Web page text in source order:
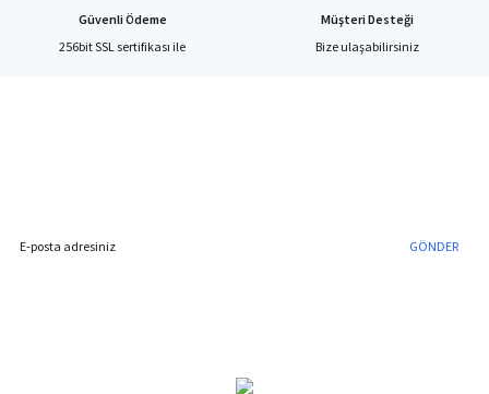
Güvenli Ödeme
256bit SSL sertifikası ile
Müşteri Desteği
Bize ulaşabilirsiniz
GÖNDER